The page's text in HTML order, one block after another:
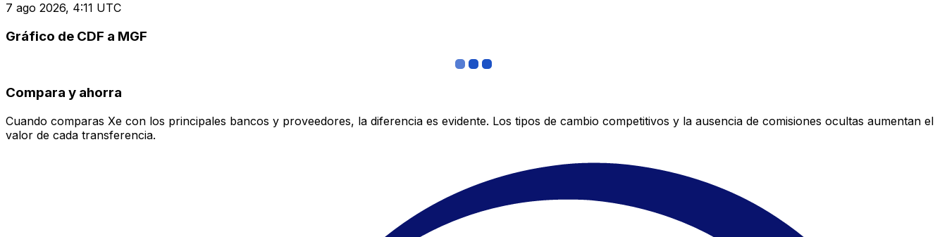
7 ago 2026, 4:11 UTC
Gráfico de CDF a MGF
Compara y ahorra
Cuando comparas Xe con los principales bancos y proveedores, la diferencia es evidente. Los tipos de cambio competitivos y la ausencia de comisiones ocultas aumentan el
valor de cada transferencia.